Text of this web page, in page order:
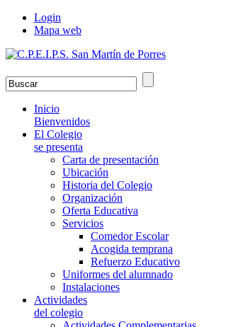
Login
Mapa web
Inicio
Bienvenidos
El Colegio
se presenta
Carta de presentación
Ubicación
Historia del Colegio
Organización
Oferta Educativa
Servicios
Comedor Escolar
Acogida temprana
Refuerzo Educativo
Uniformes del alumnado
Instalaciones
Actividades
del colegio